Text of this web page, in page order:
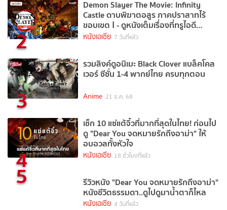
2
Demon Slayer The Movie: Infinity
Castle ดาบพิฆาตอสูร ภาคปราสาทไร้
ขอบเขต Ⅰ - ดูหนังเต็มเรื่องที่ทรูไอดี
(Movie of the Day)
หนังเอเชีย 7 วันที่แล้ว
3
รวมลิงค์ดูอนิเมะ Black Clover แบล็คโคล
เวอร์ ซีซั่น 1-4 พากย์ไทย ครบทุกตอน
Anime 21 ธ.ค. 68
4
เช็ก 10 แซ่แต้จิ๋วที่มากที่สุดในไทย! ก่อนไป
ดู "Dear You จดหมายรักถึงอาม่า" ให้
อบอวลทั้งหัวใจ
หนังเอเชีย 18 ชั่วโมงที่แล้ว
5 รีวิวหนัง "Dear You จดหมายรักถึงอาม่า"
หนังชีวิตธรรมดา..ดูไปดูมาน้ำตาก็ไหล
หนังเอเชีย 4 วันที่แล้ว